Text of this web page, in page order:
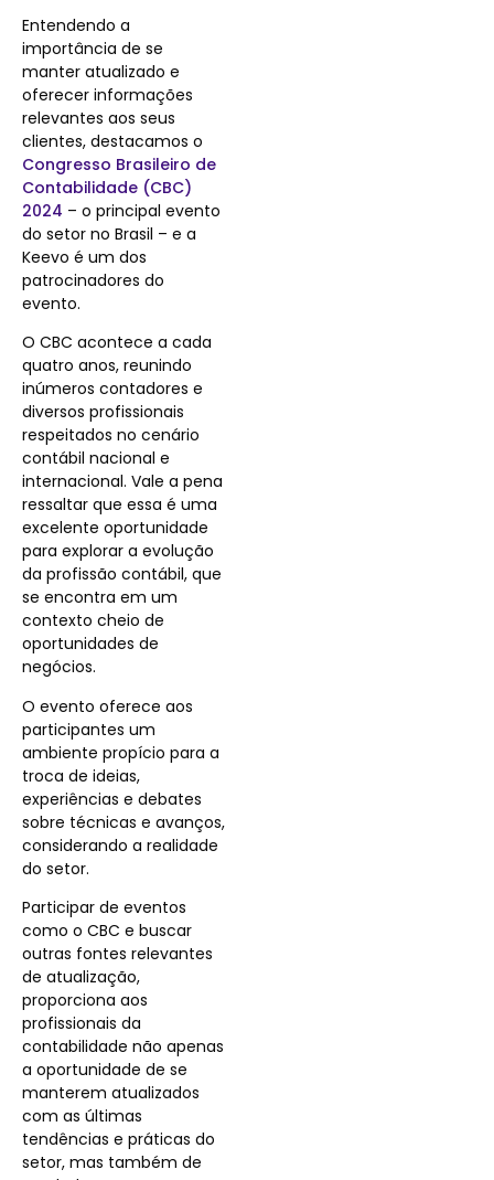
Entendendo a
importância de se
manter atualizado e
oferecer informações
relevantes aos seus
clientes, destacamos o
Congresso Brasileiro de
Contabilidade (CBC)
2024 – o principal evento
do setor no Brasil – e a
Keevo é um dos
patrocinadores do
evento.
O CBC acontece a cada
quatro anos, reunindo
inúmeros contadores e
diversos profissionais
respeitados no cenário
contábil nacional e
internacional. Vale a pena
ressaltar que essa é uma
excelente oportunidade
para explorar a evolução
da profissão contábil, que
se encontra em um
contexto cheio de
oportunidades de
negócios.
O evento oferece aos
participantes um
ambiente propício para a
troca de ideias,
experiências e debates
sobre técnicas e avanços,
considerando a realidade
do setor.
Participar de eventos
como o CBC e buscar
outras fontes relevantes
de atualização,
proporciona aos
profissionais da
contabilidade não apenas
a oportunidade de se
manterem atualizados
com as últimas
tendências e práticas do
setor, mas também de